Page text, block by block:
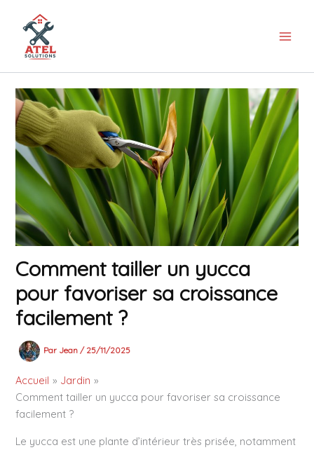
contenu
Comment tailler un yucca
pour favoriser sa croissance
facilement ?
Par Jean/ 25/11/2025
Accueil
Jardin
Comment tailler un yucca pour favoriser sa croissance
facilement ?
Le yucca est une plante d’intérieur très prisée, notamment